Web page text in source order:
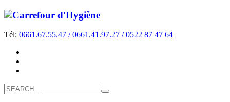
Tél: 0661.67.55.47 / 0661.41.97.27 / 0522 87 47 64